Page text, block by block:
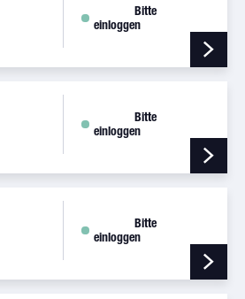
Bitte
einloggen
Bitte
einloggen
Bitte
einloggen